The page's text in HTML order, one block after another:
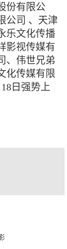
份有限公
公司 、天津
乐文化传播
影视传媒有
、伟世兄弟
化传媒有限
日强势上